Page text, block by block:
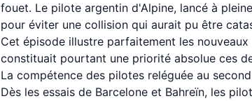
fouet. Le pilote argentin d'Alpine, lancé à
pour éviter une collision qui aurait pu être
Cet épisode illustre parfaitement les
constituait pourtant une priorité absolue ces
La compétence des pilotes reléguée au
Dès les essais de Barcelone et Bahreïn, les